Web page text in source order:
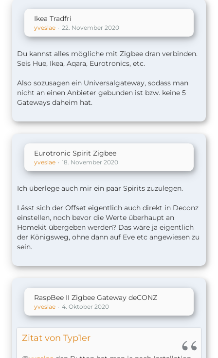
Ikea Tradfri
yveslae 22. November 2020
Du kannst alles mögliche mit Zigbee dran verbinden.
Seis Hue, Ikea, Aqara, Eurotronics, etc.
Also sozusagen ein Universalgateway, sodass man
nicht an einen Anbieter gebunden ist bzw. keine 5
Gateways daheim hat.
Eurotronic Spirit Zigbee
yveslae 18. November 2020
Ich überlege auch mir ein paar Spirits zuzulegen.
Lässt sich der Offset eigentlich auch direkt in Deconz
einstellen, noch bevor die Werte überhaupt an
Homekit übergeben werden? Das wäre ja eigentlich
der Königsweg, ohne dann auf Eve etc angewiesen zu
sein.
RaspBee II Zigbee Gateway deCONZ
yveslae 4. Oktober 2020
Zitat von Typ1er